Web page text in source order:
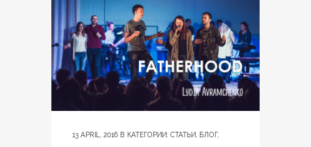
13 APRIL, 2016 В КАТЕГОРИИ: СТАТЬИ БЛОГ,